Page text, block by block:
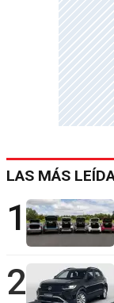
LAS MÁS
1
2